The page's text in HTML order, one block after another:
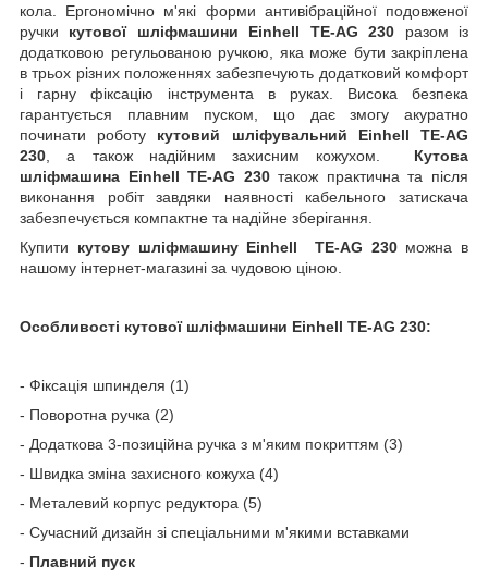
кола. Ергономічно м'які форми антивібраційної подовженої
ручки кутової шліфмашини Einhell TE-AG 230 разом із
додатковою регульованою ручкою, яка може бути закріплена
в трьох різних положеннях забезпечують додатковий комфорт
і гарну фіксацію інструмента в руках. Висока безпека
гарантується плавним пуском, що дає змогу акуратно
починати роботу кутовий шліфувальний Einhell TE-AG
230 , а також надійним захисним кожухом. Кутова
шліфмашина Einhell TE-AG 230також практична та після
виконання робіт завдяки наявності кабельного затискача
забезпечується компактне та надійне зберігання.
Купити кутову шліфмашину Einhell TE-AG 230можна в
нашому інтернет-магазині за чудовою ціною.
Особливості кутової шліфмашини Einhell TE-AG 230:
- Фіксація шпинделя (1)
- Поворотна ручка (2)
- Додаткова 3-позиційна ручка з м'яким покриттям (3)
- Швидка зміна захисного кожуха (4)
- Металевий корпус редуктора (5)
- Сучасний дизайн зі спеціальними м'якими вставками
- Плавний пуск